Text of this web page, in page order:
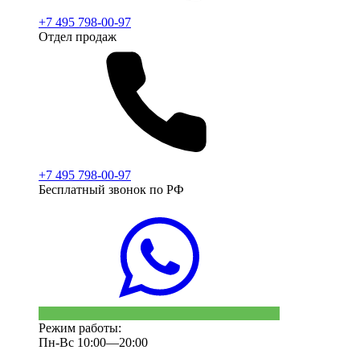
+7 495 798-00-97
Отдел продаж
+7 495 798-00-97
Бесплатный звонок по РФ
Режим работы:
Пн-Вс 10:00—20:00